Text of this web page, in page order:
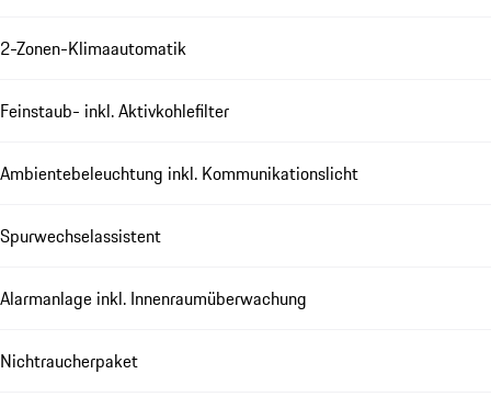
2-Zonen-Klimaautomatik
Feinstaub- inkl. Aktivkohlefilter
Ambientebeleuchtung inkl. Kommunikationslicht
Spurwechselassistent
Alarmanlage inkl. Innenraumüberwachung
Nichtraucherpaket